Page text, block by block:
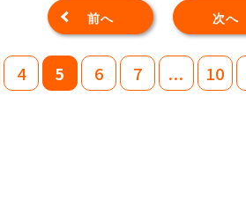
前へ
4 5 6 7 ... 10
次へ